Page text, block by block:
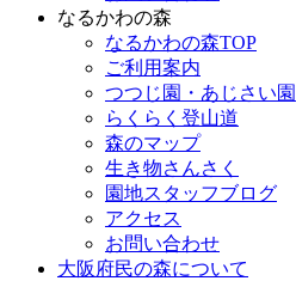
なるかわの森
なるかわの森TOP
ご利用案内
つつじ園・あじさい園
らくらく登山道
森のマップ
生き物さんさく
園地スタッフブログ
アクセス
お問い合わせ
大阪府民の森について